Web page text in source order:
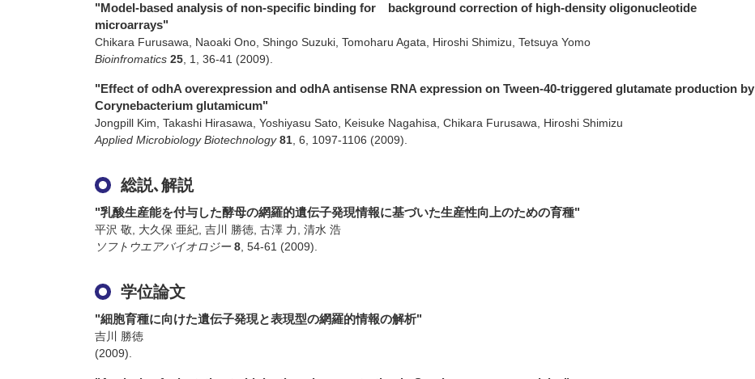
"Model-based analysis of non-specific binding for background correction of high-density oligonucleotide
microarrays"
Chikara Furusawa, Naoaki Ono, Shingo Suzuki, Tomoharu Agata, Hiroshi Shimizu, Tetsuya Yomo
Bioinfromatics 25 1 36-41 (2009)
"Effect of odhA overexpression and odhA antisense RNA expression on Tween-40-triggered glutamate production by
Corynebacterium glutamicum"
Jongpill Kim, Takashi Hirasawa, Yoshiyasu Sato, Keisuke Nagahisa, Chikara Furusawa, Hiroshi Shimizu
Applied Microbiology Biotechnology 81 6 1097-1106 (2009)
総説､解説
"乳酸生産能を付与した酵母の網羅的遺伝子発現情報に基づいた生産性向上のための育種"
平沢 敬, 大久保 亜紀, 吉川 勝徳, 古澤 力, 清水 浩
ソフトウエアバイオロジー 8 54-61 (2009)
学位論文
"細胞育種に向けた遺伝子発現と表現型の網羅的情報の解析"
吉川 勝徳
(2009)